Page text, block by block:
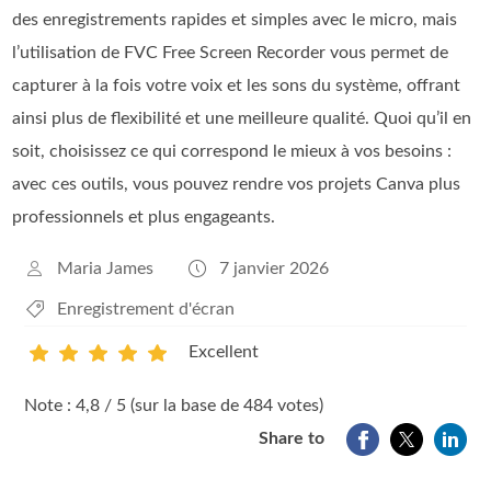
des enregistrements rapides et simples avec le micro, mais
l’utilisation de FVC Free Screen Recorder vous permet de
capturer à la fois votre voix et les sons du système, offrant
ainsi plus de flexibilité et une meilleure qualité. Quoi qu’il en
soit, choisissez ce qui correspond le mieux à vos besoins :
avec ces outils, vous pouvez rendre vos projets Canva plus
professionnels et plus engageants.
Maria James 7 janvier 2026
Enregistrement d'écran
Excellent
Note : 4,8 / 5 (sur la base de 484 votes)
Share to